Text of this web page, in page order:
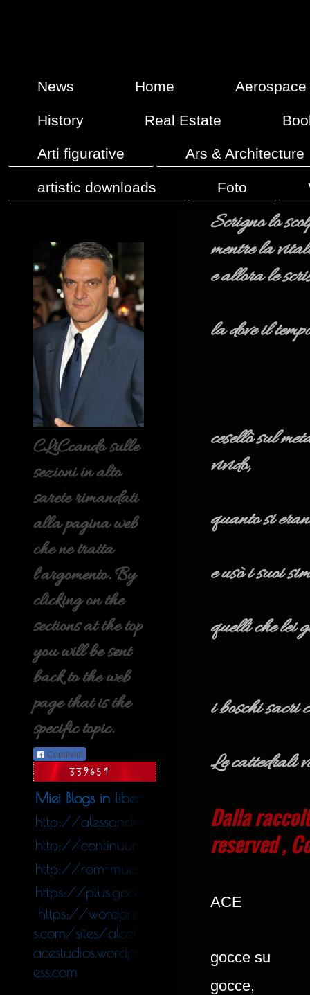
News Home Aerospace
History Real Estate
Arti figurative Ars & Architecture
artistic downloads Foto
Scrigno lo
mentre la
e allora le
la dove il
cesellò sul
vivido,
quanto si
e usò i suoi
quelli che lei
i boschi sacri
Le cattedrali
Dalla
reserved ,
ACE
gocce su
gocce,
CLiCcando sulle
sezioni in alto
sarete rimandati
alla pagina web
che ne tratta
l'argomento. By
clicking on the
sections at the top
you will be sent
back to the web
page that is the
specific topic.
Condividi
Miei Blogs in libera uscita nel web
http://alessandro_colace.blog.tiscali.it
http://continuumfluens.blogspot.de/
http://rom-muenchen.blogspot.de/
https://plus.google.com/
https://wordpres
s.com/sites/alcol
acestudios.wordpr
ess.com